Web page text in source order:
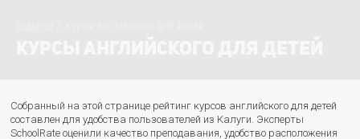
Собранный на этой странице рейтинг курсов английского для детей
составлен для удобства пользователей из Калуги. Эксперты
SchoolRate оценили качество преподавания, удобство расположения